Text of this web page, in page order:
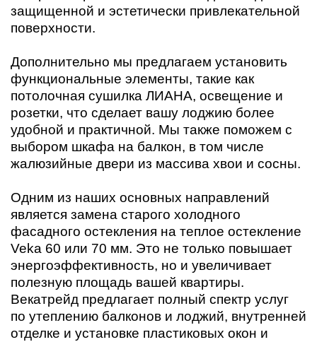
защищенной и эстетически привлекательной
поверхности.
Дополнительно мы предлагаем установить
функциональные элементы, такие как
потолочная сушилка ЛИАНА, освещение и
розетки, что сделает вашу лоджию более
удобной и практичной. Мы также поможем с
выбором шкафа на балкон, в том числе
жалюзийные двери из массива хвои и сосны.
Одним из наших основных направлений
является замена старого холодного
фасадного остекления на теплое остекление
Veka 60 или 70 мм. Это не только повышает
энергоэффективность, но и увеличивает
полезную площадь вашей квартиры.
Векатрейд предлагает полный спектр услуг
по утеплению балконов и лоджий, внутренней
отделке и установке пластиковых окон и